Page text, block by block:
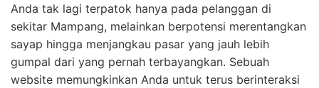
Anda tak lagi terpatok hanya pada pelanggan di
sekitar Mampang, melainkan berpotensi merentangkan
sayap hingga menjangkau pasar yang jauh lebih
gumpal dari yang pernah terbayangkan. Sebuah
website memungkinkan Anda untuk terus berinteraksi